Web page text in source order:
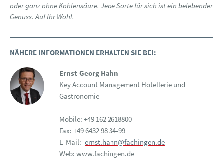
oder ganz ohne Kohlensäure. Jede Sorte für sich ist ein belebender
Genuss. Auf Ihr Wohl.
NÄHERE INFORMATIONEN ERHALTEN SIE BEI:
Ernst-Georg Hahn
Key Account Management Hotellerie und
Gastronomie
Mobile: +49 162 2618800
Fax: +49 6432 98 34-99
E-Mail: ernst.hahn@fachingen.de
Web: www.fachingen.de